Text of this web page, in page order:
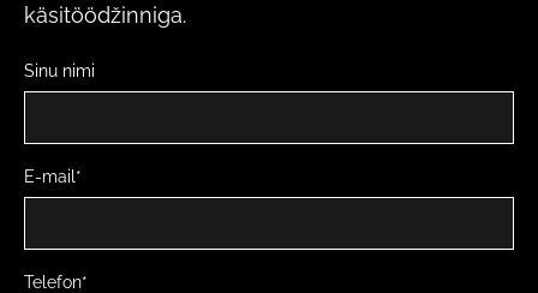
käsitöödžinniga.
Sinu nimi
E-mail
Telefon